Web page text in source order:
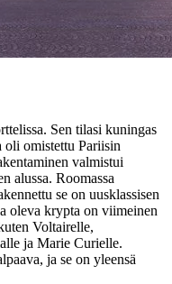
Sen tilasi kuningas
omistettu Pariisin
valmistui
alussa. Roomassa
se on uusklassisen
oleva krypta on viimeinen
Voltairelle,
ja Marie Curielle.
ja se on yleensä